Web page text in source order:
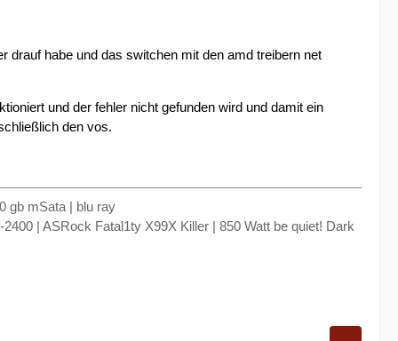
drauf habe und das switchen mit den amd treibern net
und der fehler nicht gefunden wird und damit ein
den vos.
gb mSata | blu ray
| ASRock Fatal1ty X99X Killer | 850 Watt be quiet! Dark